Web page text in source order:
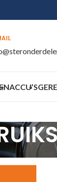
ACCU’S